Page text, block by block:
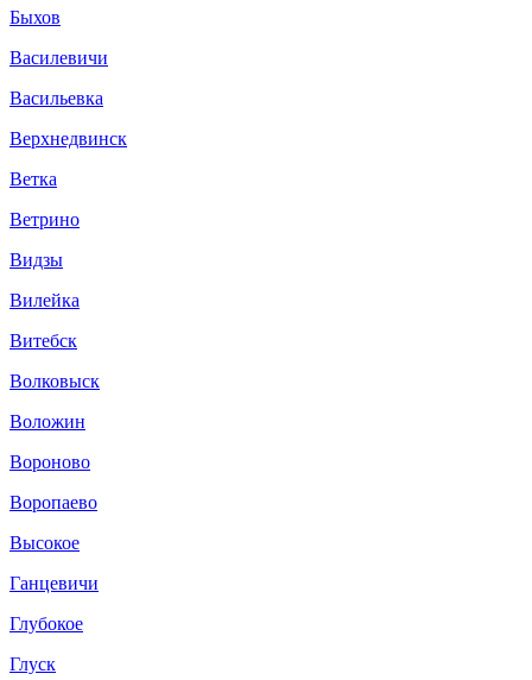
Быхов
Василевичи
Васильевка
Верхнедвинск
Ветка
Ветрино
Видзы
Вилейка
Витебск
Волковыск
Воложин
Вороново
Воропаево
Высокое
Ганцевичи
Глубокое
Глуск